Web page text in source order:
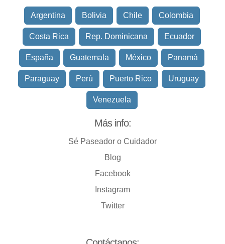
Argentina Bolivia Chile Colombia
Costa Rica Rep. Dominicana Ecuador
España Guatemala México Panamá
Paraguay Perú Puerto Rico Uruguay
Venezuela
Más info:
Sé Paseador o Cuidador
Blog
Facebook
Instagram
Twitter